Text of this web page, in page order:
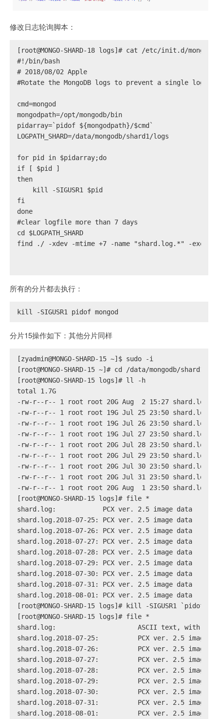
修改日志轮询脚本：
[root@MONGO-SHARD-18 logs]# cat /etc/init.d/
#!/bin/bash
# 2018/08/02 Apple
#Rotate the MongoDB logs to prevent a single
cmd=mongod
mongodpath=/opt/mongodb/bin
pidarray=`pidof ${mongodpath}/$cmd`
LOGPATH_SHARD=/data/mongodb/shard1/logs
for pid in $pidarray;do
if [ $pid ]
then
    kill -SIGUSR1 $pid
fi
done
#clear logfile more than 7 days
cd $LOGPATH_SHARD
find ./ -xdev -mtime +7 -name "shard.log.*" -
所有的分片都去执行：
kill -SIGUSR1 pidof mongod
分片15操作如下：其他分片同样
[zyadmin@MONGO-SHARD-15 ~]$ sudo -i
[root@MONGO-SHARD-15 ~]# cd /data/mongodb/shard1/
[root@MONGO-SHARD-15 logs]# ll -h
total 1.7G
-rw-r--r-- 1 root root 20G Aug  2 15:27 shard.log
-rw-r--r-- 1 root root 19G Jul 25 23:50
-rw-r--r-- 1 root root 19G Jul 26 23:50
-rw-r--r-- 1 root root 19G Jul 27 23:50
-rw-r--r-- 1 root root 20G Jul 28 23:50
-rw-r--r-- 1 root root 20G Jul 29 23:50
-rw-r--r-- 1 root root 20G Jul 30 23:50
-rw-r--r-- 1 root root 20G Jul 31 23:50
-rw-r--r-- 1 root root 20G Aug  1 23:50
[root@MONGO-SHARD-15 logs]# file *
shard.log:            PCX ver. 2.5 image data
shard.log.2018-07-25: PCX ver. 2.5 image data
shard.log.2018-07-26: PCX ver. 2.5 image data
shard.log.2018-07-27: PCX ver. 2.5 image data
shard.log.2018-07-28: PCX ver. 2.5 image data
shard.log.2018-07-29: PCX ver. 2.5 image data
shard.log.2018-07-30: PCX ver. 2.5 image data
shard.log.2018-07-31: PCX ver. 2.5 image data
shard.log.2018-08-01: PCX ver. 2.5 image data
[root@MONGO-SHARD-15 logs]# kill -SIGUSR1 `pidof
[root@MONGO-SHARD-15 logs]# file *
shard.log:                     ASCII text, with
shard.log.2018-07-25:          PCX ver. 2.5 image
shard.log.2018-07-26:          PCX ver. 2.5 image
shard.log.2018-07-27:          PCX ver. 2.5 image
shard.log.2018-07-28:          PCX ver. 2.5 image
shard.log.2018-07-29:          PCX ver. 2.5 image
shard.log.2018-07-30:          PCX ver. 2.5 image
shard.log.2018-07-31:          PCX ver. 2.5 image
shard.log.2018-08-01:          PCX ver. 2.5 image